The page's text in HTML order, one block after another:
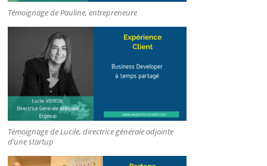
Témoignage de Pauline, entrepreneure
Témoignage de Lucile, directrice générale adjointe
d’une startup